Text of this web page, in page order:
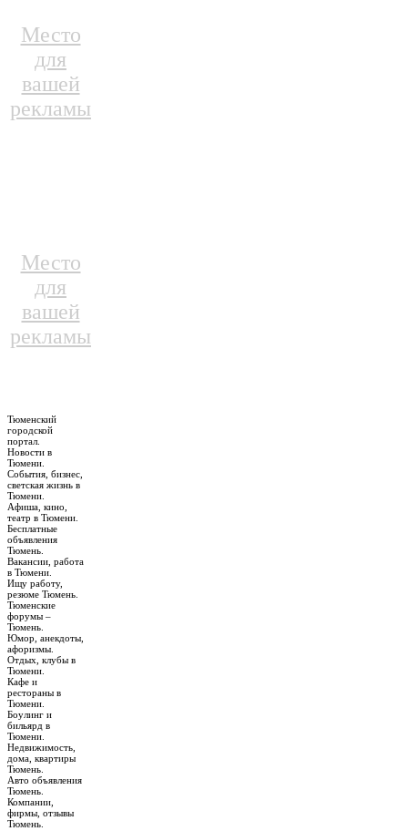
Место
для
вашей
рекламы
Место
для
вашей
рекламы
Тюменский
городской
портал.
Новости в
Тюмени.
События, бизнес,
светская жизнь в
Тюмени.
Афиша, кино,
театр в Тюмени.
Бесплатные
объявления
Тюмень.
Вакансии, работа
в Тюмени.
Ищу работу,
резюме Тюмень.
Тюменские
форумы –
Тюмень.
Юмор, анекдоты,
афоризмы.
Отдых, клубы в
Тюмени.
Кафе и
рестораны в
Тюмени.
Боулинг и
бильярд в
Тюмени.
Недвижимость,
дома, квартиры
Тюмень.
Авто объявления
Тюмень.
Компании,
фирмы, отзывы
Тюмень.